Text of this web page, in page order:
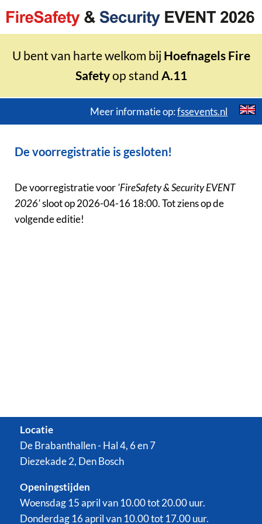
U bent van harte welkom bij Hoefnagels Fire
Safetyop standA.11
Meer informatie op:fssevents.nl
De voorregistratie is gesloten!
De voorregistratie voor'FireSafety & Security EVENT
2026'sloot op 2026-04-16 18:00. Tot ziens op de
volgende editie!
Locatie
De Brabanthallen - Hal 4, 6 en 7
Diezekade 2, Den Bosch
Openingstijden
Woensdag 15 april van 10.00 tot 20.00 uur.
Donderdag 16 april van 10.00 tot 17.00 uur.